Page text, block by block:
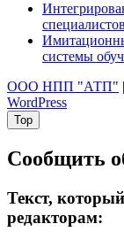
системы
ООО НПП "АТП"
WordPress
Top
Сообщить
Текст,
редакторам: